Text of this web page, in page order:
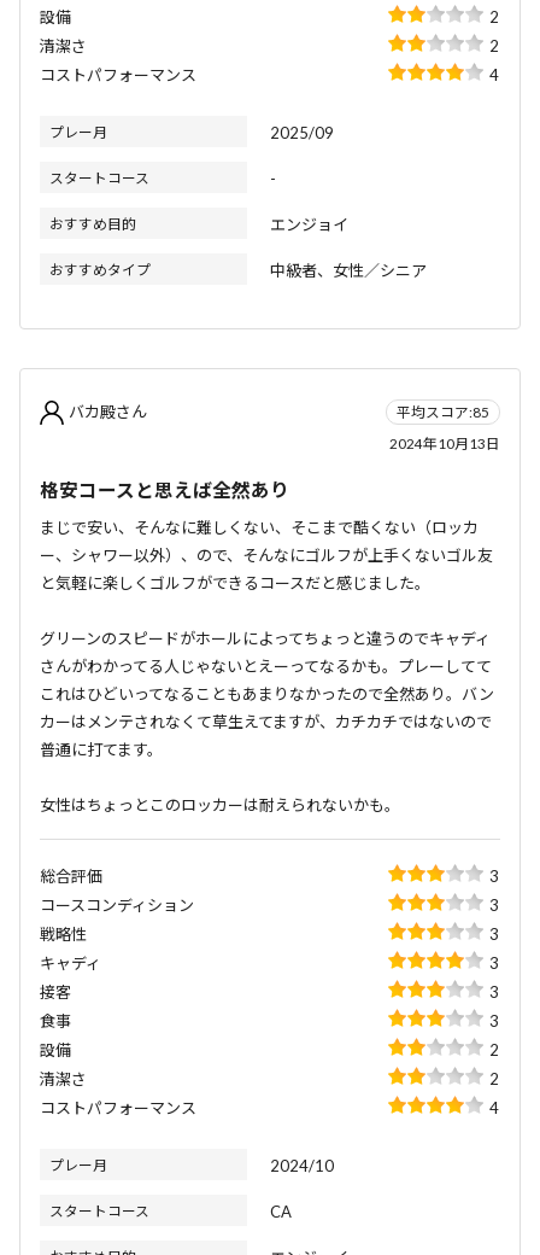
設備
2
清潔さ
2
コストパフォーマンス
4
プレー月 2025/09
スタートコース -
おすすめ目的 エンジョイ
おすすめタイプ 中級者、女性／シニア
バカ殿さん
平均スコア:85
2024年10月13日
格安コースと思えば全然あり
まじで安い、そんなに難しくない、そこまで酷くない（ロッカ
ー、シャワー以外）、ので、そんなにゴルフが上手くないゴル友
と気軽に楽しくゴルフができるコースだと感じました。
グリーンのスピードがホールによってちょっと違うのでキャディ
さんがわかってる人じゃないとえーってなるかも。プレーしてて
これはひどいってなることもあまりなかったので全然あり。バン
カーはメンテされなくて草生えてますが、カチカチではないので
普通に打てます。
女性はちょっとこのロッカーは耐えられないかも。
総合評価
3
コースコンディション
3
戦略性
3
キャディ
3
接客
3
食事
3
設備
2
清潔さ
2
コストパフォーマンス
4
プレー月 2024/10
スタートコース CA